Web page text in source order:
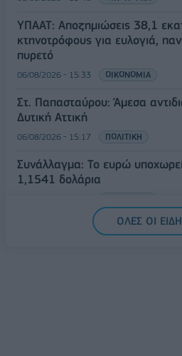
ΥΠΑΑΤ: Αποζημιώσεις 38,1
κτηνοτρόφους για ευλογιά,
πυρετό
06/08/2026 - 15:33 ΟΙΚΟΝΟΜΙΑ
Στ. Παπασταύρου: Άμεσα
Δυτική Αττική
06/08/2026 - 15:17 ΠΟΛΙΤΙΚΗ
Συνάλλαγμα: Το ευρώ
1,1541 δολάρια
ΟΛΕΣ ΟΙ